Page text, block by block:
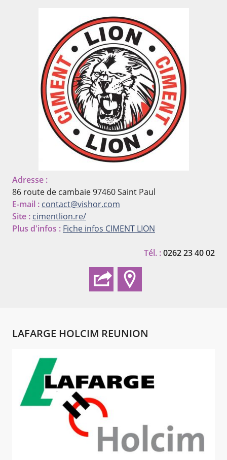
Adresse :
86 route de cambaie97460 Saint Paul
E-mail : contact@vishor.com
Site : cimentlion.re/
Plus d'infos : Fiche infos CIMENT LION
Tél. :0262 23 40 02
LAFARGE HOLCIM REUNION